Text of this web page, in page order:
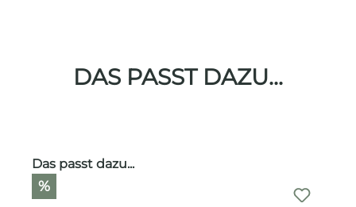
DAS PASST DAZU...
Produktgalerie überspringen
Das passt dazu...
%